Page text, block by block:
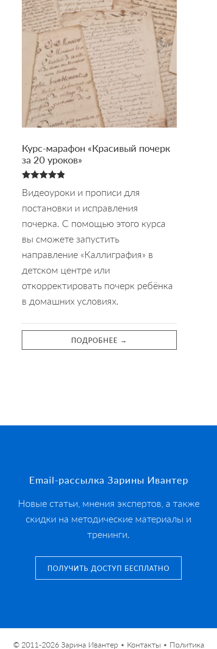
Курс-марафон «Красивый почерк
за 20 уроков»
из 5
Видеоуроки и прописи для
постановки и исправления
почерка. С помощью этого курса
вы сможете запустить
направление «Каллиграфия» в
детском центре или
откорректировать почерк ребёнка
в домашних условиях.
ПОДРОБНЕЕ →
Footer
Email-рассылка Зарины Ивантер
Новые статьи, мнения экспертов, а также
скидки на методические материалы и
тренинги.
ПОЛУЧИТЬ ДОСТУП БЕСПЛАТНО
© 2011-2026Зарина Ивантер ⋆ Контакты ⋆ Политика